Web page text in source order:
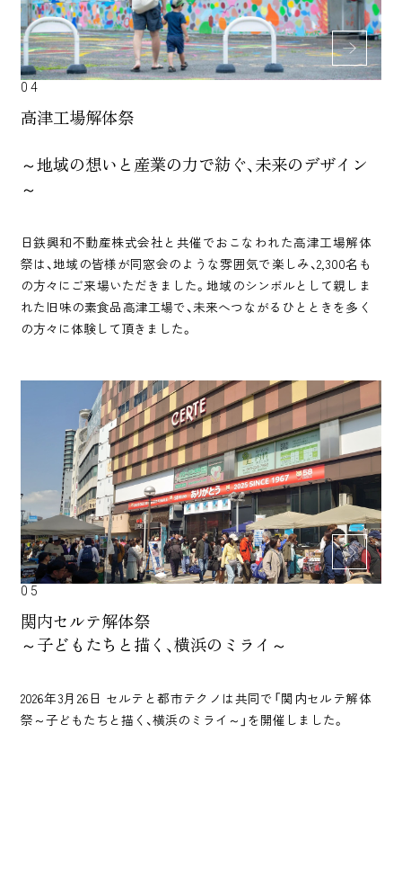
04
高津工場解体祭
～地域の想いと産業の力で紡ぐ、未来のデザイン
～
日鉄興和不動産株式会社と共催でおこなわれた高津工場解体
祭は、地域の皆様が同窓会のような雰囲気で楽しみ、2,300名も
の方々にご来場いただきました。地域のシンボルとして親しま
れた旧味の素食品高津工場で、未来へつながるひとときを多く
の方々に体験して頂きました。
05
関内セルテ解体祭
～子どもたちと描く、横浜のミライ～
2026年3月26日 セルテと都市テクノは共同で「関内セルテ解体
祭～子どもたちと描く、横浜のミライ～」を開催しました。